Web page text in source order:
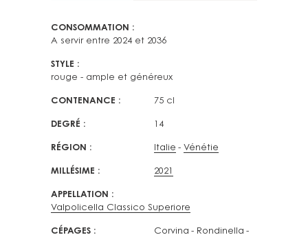
CONSOMMATION
A servir entre 2024 et 2036
STYLE
rouge - ample et généreux
CONTENANCE 75 cl
DEGRÉ 14
RÉGION Italie Vénétie
MILLÉSIME 2021
APPELLATION
Valpolicella Classico Superiore
CÉPAGES Corvina
Rondinella